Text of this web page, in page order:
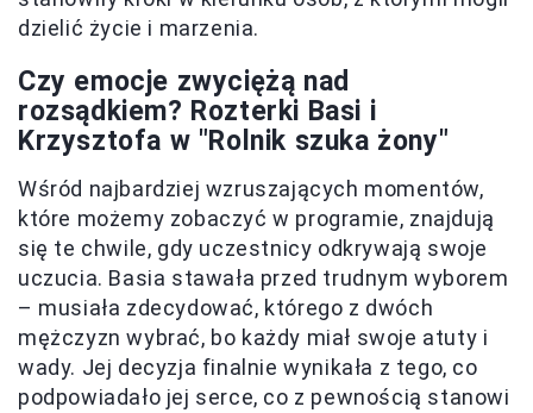
dzielić życie i marzenia.
Czy emocje zwyciężą nad
rozsądkiem? Rozterki Basi i
Krzysztofa w "Rolnik szuka żony"
Wśród najbardziej wzruszających momentów,
które możemy zobaczyć w programie, znajdują
się te chwile, gdy uczestnicy odkrywają swoje
uczucia. Basia stawała przed trudnym wyborem
– musiała zdecydować, którego z dwóch
mężczyzn wybrać, bo każdy miał swoje atuty i
wady. Jej decyzja finalnie wynikała z tego, co
podpowiadało jej serce, co z pewnością stanowi